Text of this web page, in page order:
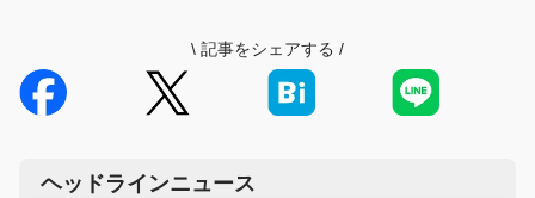
\ 記事をシェアする /
ヘッドラインニュース